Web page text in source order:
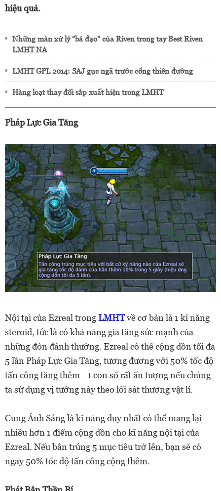
hiệu quả.
Những màn xử lý “bá đạo” của Riven trong tay Best Riven
LMHT NA
LMHT GPL 2014: SAJ gục ngã trước cổng thiên đường
Hàng loạt thay đổi sắp xuất hiện trong LMHT
Pháp Lực Gia Tăng
Nội tại của Ezreal trongLMHTvề cơ bản là 1 kĩ năng
steroid, tức là có khả năng gia tăng sức mạnh của
những đòn đánh thường. Ezreal có thể cộng dồn tối đa
5 lần Pháp Lực Gia Tăng, tương đương với 50% tốc độ
tấn công tăng thêm - 1 con số rất ấn tượng nếu chúng
ta sử dụng vị tướng này theo lối sát thương vật lí.
Cung Ánh Sáng là kĩ năng duy nhất có thể mang lại
nhiều hơn 1 điểm cộng dồn cho kĩ năng nội tại của
Ezreal. Nếu bắn trúng 5 mục tiêu trở lên, bạn sẽ có
ngay 50% tốc độ tấn công cộng thêm.